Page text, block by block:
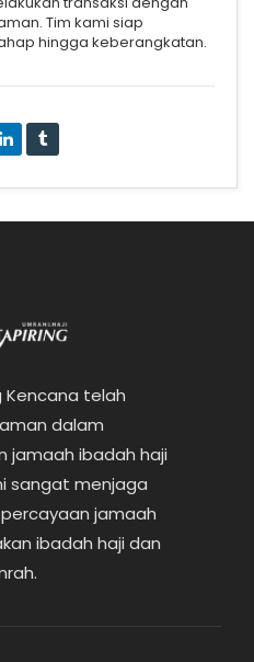
Tim kami siap
hingga keberangkatan.
Kencana telah
dalam
jamaah ibadah haji
sangat menjaga
jamaah
ibadah haji dan